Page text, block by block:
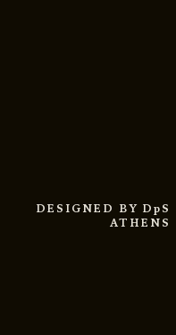
DESIGNED BY DpS
ATHENS